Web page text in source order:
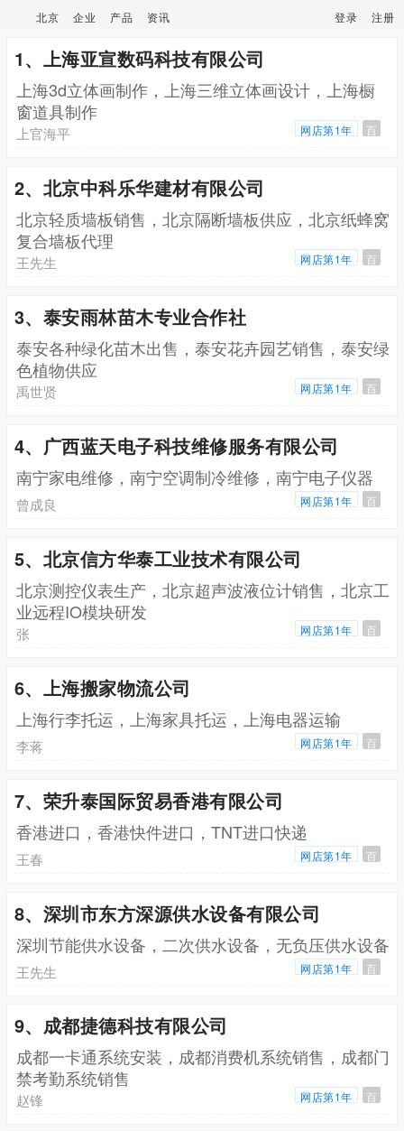
北京 企业 产品 资讯 登录 注册
1、上海亚宣数码科技有限公司
上海3d立体画制作，上海三维立体画设计，上海橱
窗道具制作
上官海平 网店第1年 百
2、北京中科乐华建材有限公司
北京轻质墙板销售，北京隔断墙板供应，北京纸蜂窝
复合墙板代理
王先生 网店第1年 百
3、泰安雨林苗木专业合作社
泰安各种绿化苗木出售，泰安花卉园艺销售，泰安绿
色植物供应
禹世贤 网店第1年 百
4、广西蓝天电子科技维修服务有限公司
南宁家电维修，南宁空调制冷维修，南宁电子仪器
曾成良 网店第1年 百
5、北京信方华泰工业技术有限公司
北京测控仪表生产，北京超声波液位计销售，北京工
业远程IO模块研发
张 网店第1年 百
6、上海搬家物流公司
上海行李托运，上海家具托运，上海电器运输
李蒋 网店第1年 百
7、荣升泰国际贸易香港有限公司
香港进口，香港快件进口，TNT进口快递
王春 网店第1年 百
8、深圳市东方深源供水设备有限公司
深圳节能供水设备，二次供水设备，无负压供水设备
王先生 网店第1年 百
9、成都捷德科技有限公司
成都一卡通系统安装，成都消费机系统销售，成都门
禁考勤系统销售
赵锋 网店第1年 百